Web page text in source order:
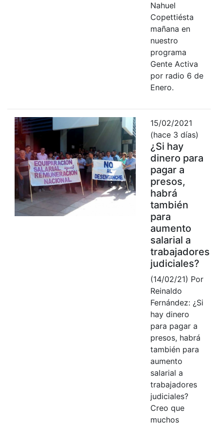
Nahuel
Copettiésta
mañana en
nuestro
programa
Gente Activa
por radio 6 de
Enero.
15/02/2021
(hace 3 días)
¿Si hay
dinero para
pagar a
presos,
habrá
también
para
aumento
salarial a
trabajadores
judiciales?
(14/02/21) Por
Reinaldo
Fernández: ¿Si
hay dinero
para pagar a
presos, habrá
también para
aumento
salarial a
trabajadores
judiciales?
Creo que
muchos